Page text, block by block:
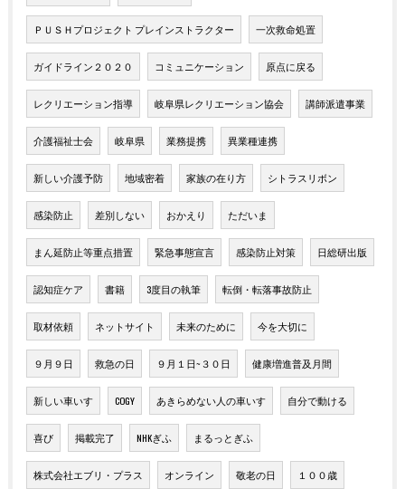
ＰＵＳＨプロジェクト プレインストラクター 一次救命処置
ガイドライン２０２０ コミュニケーション 原点に戻る
レクリエーション指導 岐阜県レクリエーション協会 講師派遣事業
介護福祉士会 岐阜県 業務提携 異業種連携
新しい介護予防 地域密着 家族の在り方 シトラスリボン
感染防止 差別しない おかえり ただいま
まん延防止等重点措置 緊急事態宣言 感染防止対策 日総研出版
認知症ケア 書籍 3度目の執筆 転倒・転落事故防止
取材依頼 ネットサイト 未来のために 今を大切に
９月９日 救急の日 ９月１日~３０日 健康増進普及月間
新しい車いす COGY あきらめない人の車いす 自分で動ける
喜び 掲載完了 NHKぎふ まるっとぎふ
株式会社エブリ・プラス オンライン 敬老の日 １００歳